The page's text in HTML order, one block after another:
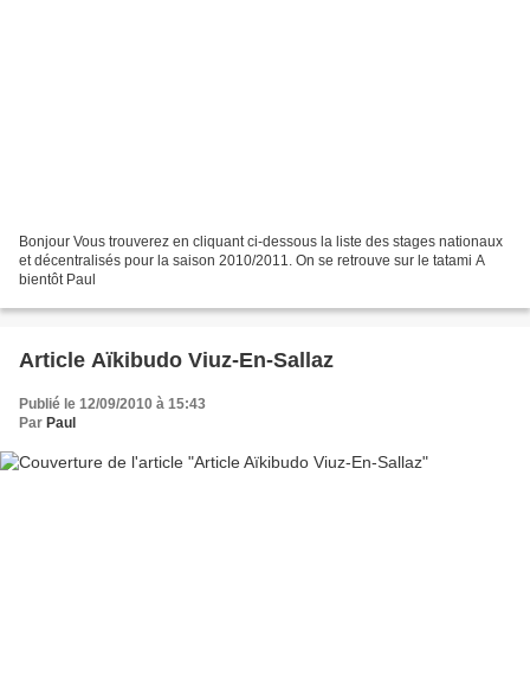
Bonjour Vous trouverez en cliquant ci-dessous la liste des stages nationaux
et décentralisés pour la saison 2010/2011. On se retrouve sur le tatami A
bientôt Paul
Article Aïkibudo Viuz-En-Sallaz
Publié le 12/09/2010 à 15:43
Par Paul